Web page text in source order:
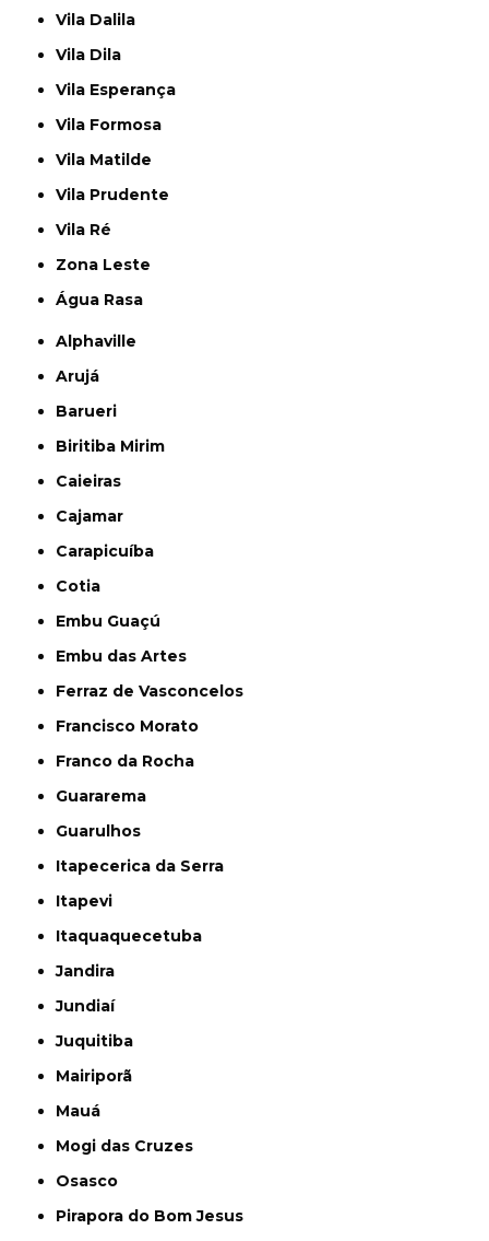
Vila Dalila
Vila Dila
Vila Esperança
Vila Formosa
Vila Matilde
Vila Prudente
Vila Ré
Zona Leste
Água Rasa
Alphaville
Arujá
Barueri
Biritiba Mirim
Caieiras
Cajamar
Carapicuíba
Cotia
Embu Guaçú
Embu das Artes
Ferraz de Vasconcelos
Francisco Morato
Franco da Rocha
Guararema
Guarulhos
Itapecerica da Serra
Itapevi
Itaquaquecetuba
Jandira
Jundiaí
Juquitiba
Mairiporã
Mauá
Mogi das Cruzes
Osasco
Pirapora do Bom Jesus